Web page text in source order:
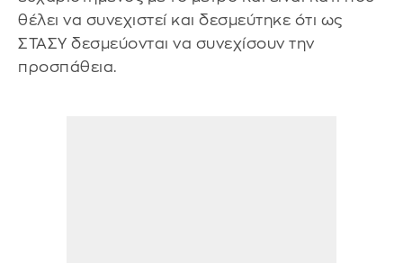
θέλει να συνεχιστεί και δεσμεύτηκε ότι ως
ΣΤΑΣΥ δεσμεύονται να συνεχίσουν την
προσπάθεια.